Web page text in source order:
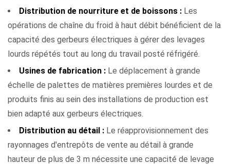
Distribution de nourriture et de boissons : Les
opérations de chaîne du froid à haut débit bénéficient de la
capacité des gerbeurs électriques à gérer des levages
lourds répétés tout au long du travail posté réfrigéré.
Usines de fabrication : Le déplacement à grande
échelle de palettes de matières premières lourdes et de
produits finis au sein des installations de production est
bien adapté aux gerbeurs électriques.
Distribution au détail : Le réapprovisionnement des
rayonnages d'entrepôts de vente au détail à grande
hauteur de plus de 3 m nécessite une capacité de levage